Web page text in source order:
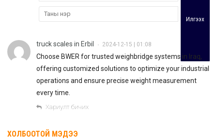
Илгээх
truck scales in Erbil • 2024-12-15 | 01:08
Choose BWER for trusted weighbridge systems in Iraq,
offering customized solutions to optimize your industrial
operations and ensure precise weight measurement
every time.
Хариулт бичих
ХОЛБООТОЙ МЭДЭЭ